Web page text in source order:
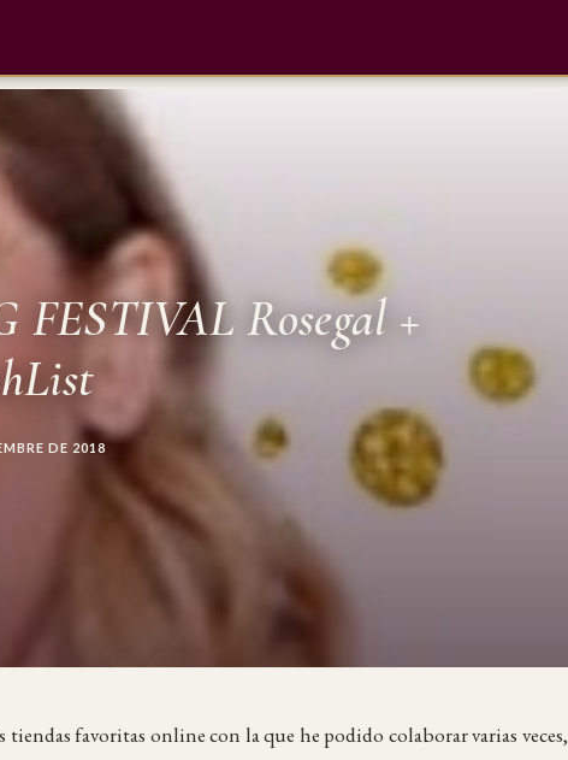
Rosegal +
DE 2018
tiendas favoritas online con la que he podido colaborar varias veces,